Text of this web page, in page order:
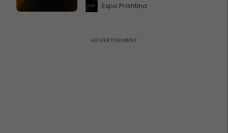
Expo Prishtina